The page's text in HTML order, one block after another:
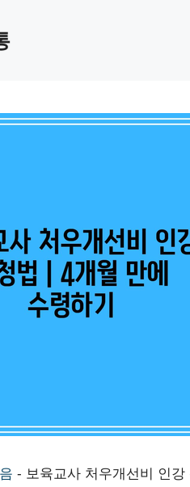
- 보육교사 처우개선비 인